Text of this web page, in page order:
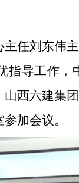
任刘东伟
指导工作
西六建集
加会议。